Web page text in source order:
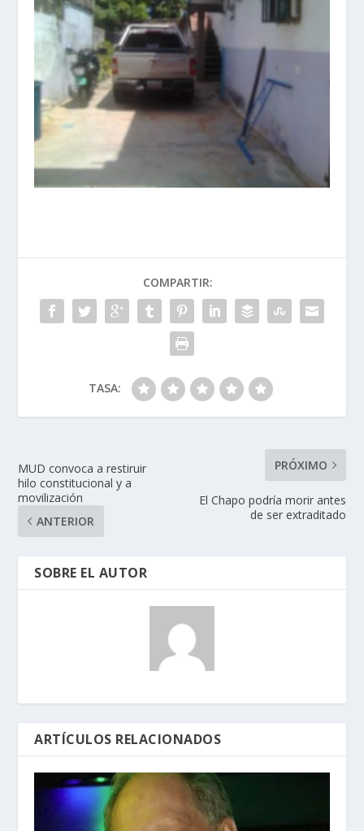
COMPARTIR:
TASA:
MUD convoca a restiruir
hilo constitucional y a
movilización
ANTERIOR
PRÓXIMO
El Chapo podría morir antes
de ser extraditado
SOBRE EL AUTOR
ARTÍCULOS RELACIONADOS